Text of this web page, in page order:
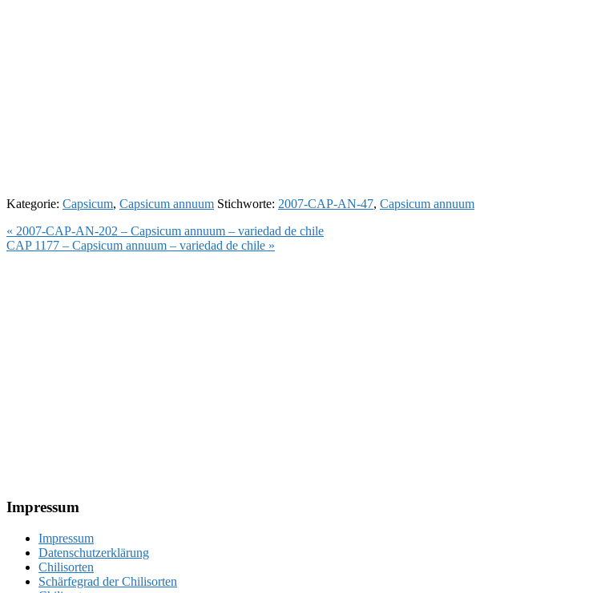
Kategorie: Capsicum, Capsicum annuum Stichworte: 2007-CAP-AN-47, Capsicum annuum
Vorheriger
Beitrag:
« 2007-CAP-AN-202 – Capsicum annuum – variedad de chile
Nächster
CAP 1177 – Capsicum annuum – variedad de chile »
Footer
Impressum
Impressum
Datenschutzerklärung
Chilisorten
Schärfegrad der Chilisorten